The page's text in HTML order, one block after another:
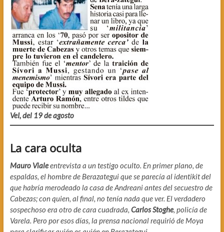
VeI, del 19 de agosto
La cara oculta
Mauro Vialeentrevista a un testigo oculto. En primer plano, de
espaldas, el hombre de Berazategui que se parecía al identikit del
que habría merodeado la casa de Andreani antes del secuestro de
Cabezas; con quien, al final, no tenía nada que ver. El verdadero
sospechoso era otro de cara cuadrada, Carlos Stoghe, policía de
Varela. Pero por esos días, la prensa nacional requirió de Moya